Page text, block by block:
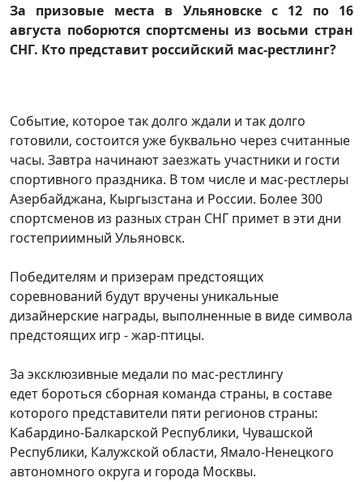
За призовые места в Ульяновске с 12 по 16
августа поборются спортсмены из восьми стран
СНГ. Кто представит российский мас-рестлинг?
Событие, которое так долго ждали и так долго
готовили, состоится уже буквально через считанные
часы. Завтра начинают заезжать участники и гости
спортивного праздника. В том числе и мас-рестлеры
Азербайджана, Кыргызстана и России. Более 300
спортсменов из разных стран СНГ примет в эти дни
гостеприимный Ульяновск.
Победителям и призерам предстоящих
соревнований будут вручены уникальные
дизайнерские награды, выполненные в виде символа
предстоящих игр - жар-птицы.
За эксклюзивные медали по мас-рестлингу
едет бороться сборная команда страны, в составе
которого представители пяти регионов страны:
Кабардино-Балкарской Республики, Чувашской
Республики, Калужской области, Ямало-Ненецкого
автономного округа и города Москвы.